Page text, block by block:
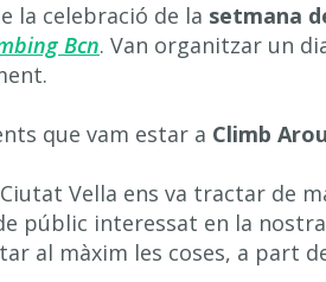
la celebració de la setmana
Bcn. Van organitzar un
que vam estar a Climb
Vella ens va tractar de
públic interessat en la nostra
al màxim les coses, a part